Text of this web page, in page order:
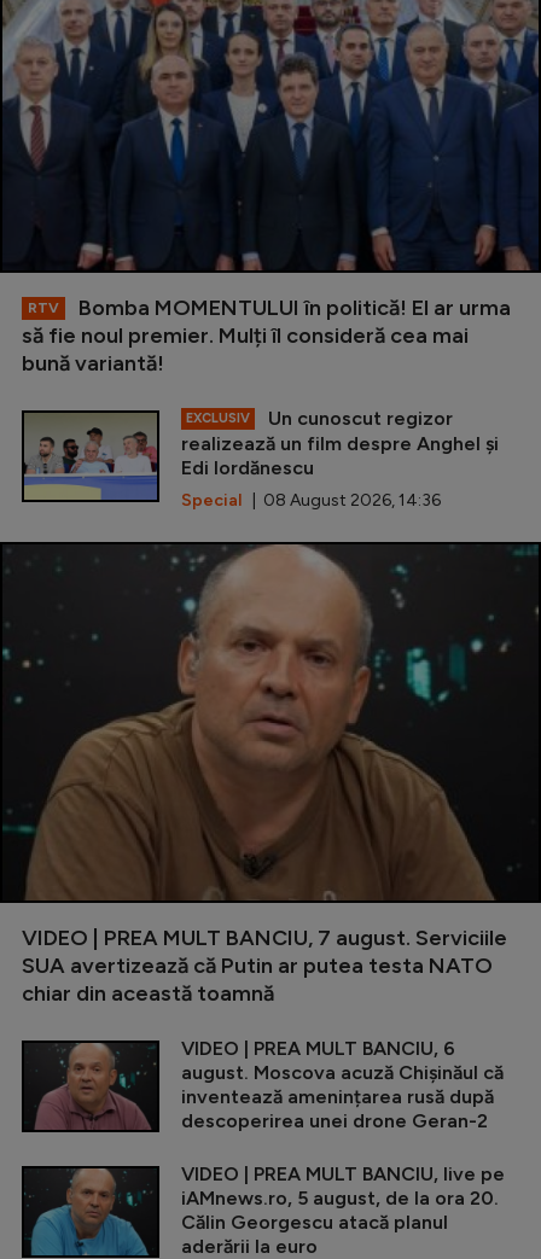
RTV
Bomba MOMENTULUI în politică! El ar urma
să fie noul premier. Mulți îl consideră cea mai
bună variantă!
EXCLUSIV
Un cunoscut regizor
realizează un film despre Anghel și
Edi Iordănescu
Special | 08 August 2026, 14:36
VIDEO | PREA MULT BANCIU, 7 august. Serviciile
SUA avertizează că Putin ar putea testa NATO
chiar din această toamnă
VIDEO | PREA MULT BANCIU, 6
august. Moscova acuză Chișinăul că
inventează amenințarea rusă după
descoperirea unei drone Geran-2
VIDEO | PREA MULT BANCIU, live pe
iAMnews.ro, 5 august, de la ora 20.
Călin Georgescu atacă planul
aderării la euro